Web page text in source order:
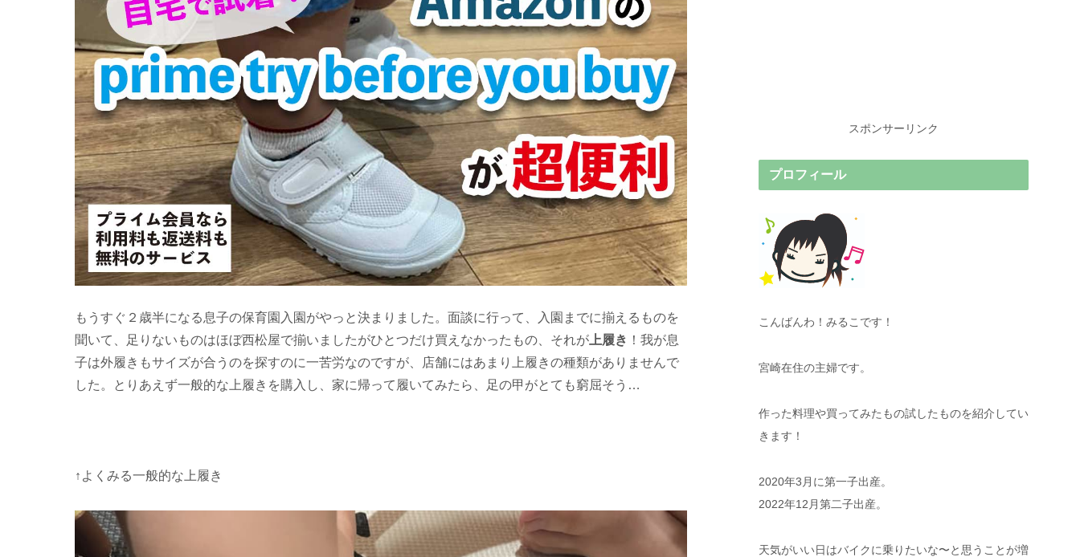
もうすぐ２歳半になる息子の保育園入園がやっと決まりました。面談に行って、入園までに揃えるものを
聞いて、足りないものはほぼ西松屋で揃いましたがひとつだけ買えなかったもの、それが 上履き ！我が息
子は外履きもサイズが合うのを探すのに一苦労なのですが、店舗にはあまり上履きの種類がありませんで
した。とりあえず一般的な上履きを購入し、家に帰って履いてみたら、足の甲がとても窮屈そう…
↑よくみる一般的な上履き
スポンサーリンク
プロフィール
こんばんわ！みるこです！
宮崎在住の主婦です。
作った料理や買ってみたもの試したものを紹介してい
きます！
2020年3月に第一子出産。
2022年12月第二子出産。
天気がいい日はバイクに乗りたいな〜と思うことが増